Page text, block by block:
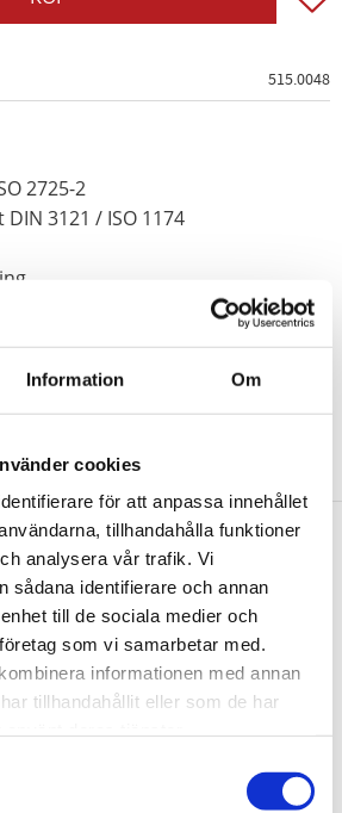
Information Om
cookies
för att anpassa innehållet
tillhandahålla funktioner
analysera vår trafik. Vi
sådana identifierare och annan
till de sociala medier och
som vi samarbetar med.
informationen med annan
tillhandahållit eller som de har
515.0048
2725-2
3121 / ISO 1174
Nyhetsbrev
PRENUMERERA